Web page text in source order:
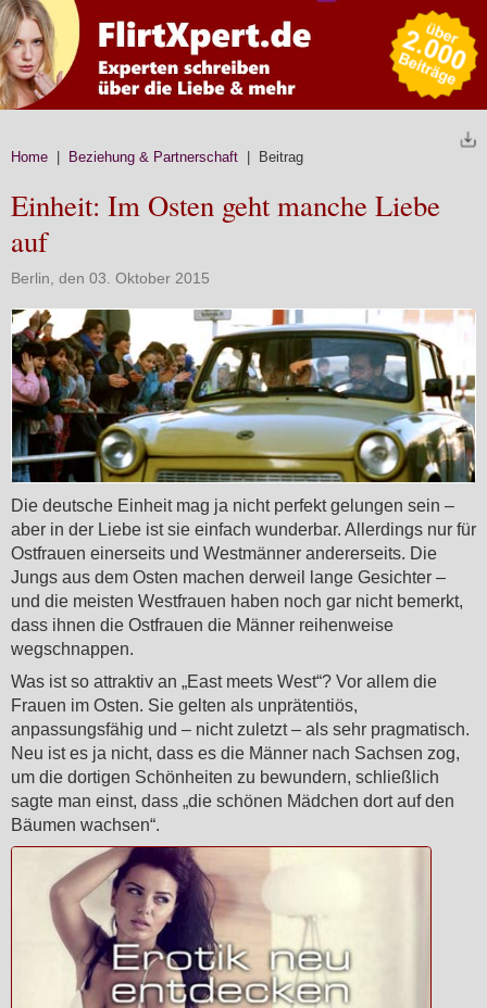
Home Beziehung & Partnerschaft | Beitrag
Einheit: Im Osten geht manche Liebe
auf
Berlin, den 03. Oktober 2015
Die deutsche Einheit mag ja nicht perfekt gelungen sein –
aber in der Liebe ist sie einfach wunderbar. Allerdings nur für
Ostfrauen einerseits und Westmänner andererseits. Die
Jungs aus dem Osten machen derweil lange Gesichter –
und die meisten Westfrauen haben noch gar nicht bemerkt,
dass ihnen die Ostfrauen die Männer reihenweise
wegschnappen.
Was ist so attraktiv an „East meets West“? Vor allem die
Frauen im Osten. Sie gelten als unprätentiös,
anpassungsfähig und – nicht zuletzt – als sehr pragmatisch.
Neu ist es ja nicht, dass es die Männer nach Sachsen zog,
um die dortigen Schönheiten zu bewundern, schließlich
sagte man einst, dass „die schönen Mädchen dort auf den
Bäumen wachsen“.